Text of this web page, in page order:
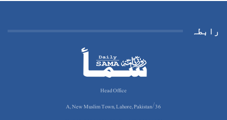
رابطہ
Head Office
36/A, New Muslim Town, Lahore, Pakistan